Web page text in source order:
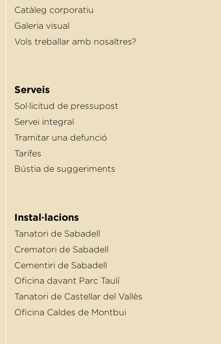
Catàleg corporatiu
Galeria visual
Vols treballar amb nosaltres?
Serveis
Sol·licitud de pressupost
Servei integral
Tramitar una defunció
Tarifes
Bústia de suggeriments
Instal·lacions
Tanatori de Sabadell
Crematori de Sabadell
Cementiri de Sabadell
Oﬁcina davant Parc Taulí
Tanatori de Castellar del Vallès
Oﬁcina Caldes de Montbui